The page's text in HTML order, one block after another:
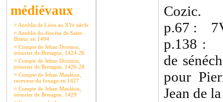
médiévaux
¤ Anoblis de Léon au XVe siècle
¤ Anoblis du diocèse de Saint-
Brieuc en 1494
¤ Compte de Jehan Droniou,
trésorier de Bretagne, 1424-26
¤ Compte de Jehan Droniou,
trésorier de Bretagne, 1426-28
¤ Compte de Jehan Mauléon,
receveur du fouage en 1427
¤ Compte de Jehan Mauléon,
trésorier de Bretagne, 1429
Cozic.
p.67 :
p.138 :
de
pour
Jean de